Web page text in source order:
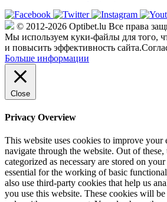
© 2012-2026 Optibet.lu Все права
Мы используем куки-файлы для того,
и повысить эффективность сайта.
Больше информации
Close
Privacy Overview
This website uses cookies to improve your
navigate through the website. Out of these,
categorized as necessary are stored on
essential for the working of basic
also use third-party cookies that help us
you use this website. These cookies will